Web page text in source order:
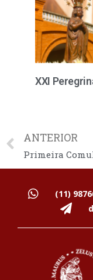
XXI
ANTERIOR
Primeira
(11)